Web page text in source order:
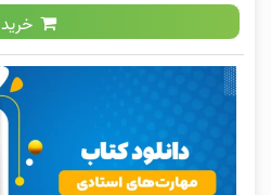
خرید